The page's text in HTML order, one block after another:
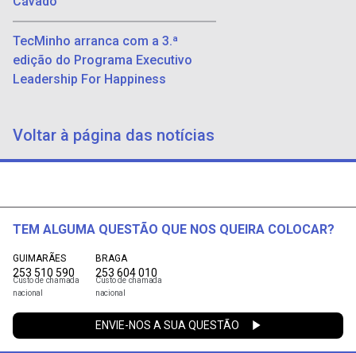
TecMinho arranca com a 3.ª
edição do Programa Executivo
Leadership For Happiness
Voltar à página das notícias
TEM ALGUMA QUESTÃO QUE NOS QUEIRA COLOCAR?
GUIMARÃES
253 510 590
Custo de chamada
nacional
BRAGA
253 604 010
Custo de chamada
nacional
ENVIE-NOS A SUA QUESTÃO